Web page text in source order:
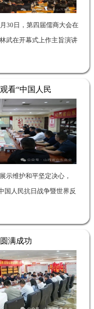
30日，第四届儒商大会在
武在开幕式上作主旨演讲
记、省长周乃翔主持，省
看“中国人民
斯战争胜利
活动
示维护和平坚定决心，
国人民抗日战争暨世界反
兵在北京天安门广场隆重
满成功